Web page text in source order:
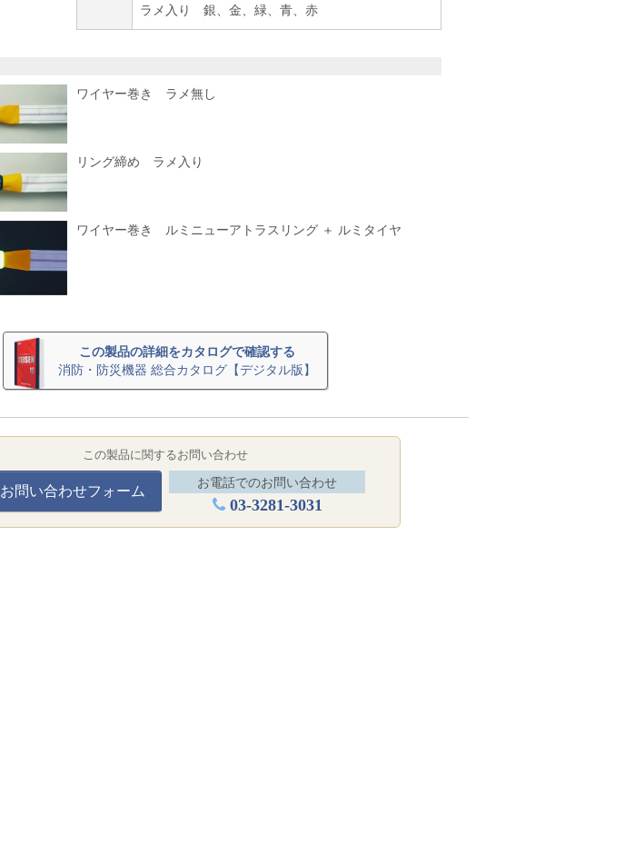
ラメ入り 銀、金、緑、青、赤
ワイヤー巻き ラメ無し
リング締め ラメ入り
ワイヤー巻き ルミニューアトラスリング ＋ ルミタイヤ
この製品の詳細をカタログで確認する
消防・防災機器 総合カタログ【デジタル版】
この製品に関するお問い合わせ
お問い合わせフォーム
お電話でのお問い合わせ
03-3281-3031